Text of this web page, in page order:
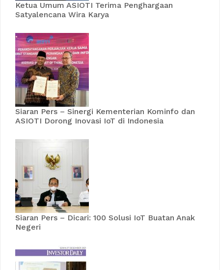
Ketua Umum ASIOTI Terima Penghargaan
Satyalencana Wira Karya
Siaran Pers – Sinergi Kementerian Kominfo dan
ASIOTI Dorong Inovasi IoT di Indonesia
Siaran Pers – Dicari: 100 Solusi IoT Buatan Anak
Negeri